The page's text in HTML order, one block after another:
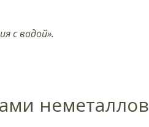
с водой».
неметаллов